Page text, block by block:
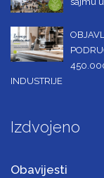
INDUSTRIJE
Izdvojeno
Obavijesti